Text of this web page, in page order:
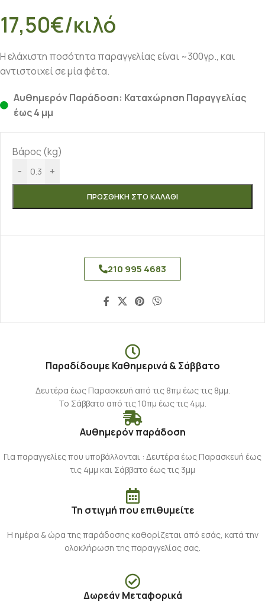
17,50€/κιλό
Η ελάχιστη ποσότητα παραγγελίας είναι ~300γρ., και
αντιστοιχεί σε μία φέτα.
Αυθημερόν Παράδοση: Καταχώρηση Παραγγελίας
έως 4 μμ
Βάρος (kg)
-
+
ΠΡΟΣΘΉΚΗ ΣΤΟ ΚΑΛΆΘΙ
210 995 4683
Παραδίδουμε Καθημερινά & Σάββατο
Δευτέρα έως Παρασκευή από τις 8πμ έως τις 8μμ.
Το Σάββατο από τις 10πμ έως τις 4μμ.
Αυθημερόν παράδοση
Για παραγγελίες που υποβάλλονται : Δευτέρα έως Παρασκευή έως
τις 4μμ και Σάββατο έως τις 3μμ
Τη στιγμή που επιθυμείτε
Η ημέρα & ώρα της παράδοσης καθορίζεται από εσάς, κατά την
ολοκλήρωση της παραγγελίας σας.
Δωρεάν Μεταφορικά